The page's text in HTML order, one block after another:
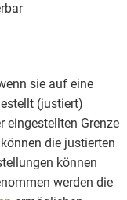
sie auf eine
(justiert)
eingestellten Grenze
die justierten
können
werden die